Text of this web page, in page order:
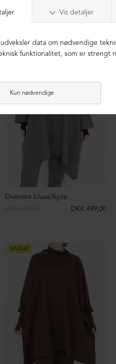
DKK 599,00
DKK 1.199,00
Oversize bluse/kjole
DKK 499,00
NEDSAT